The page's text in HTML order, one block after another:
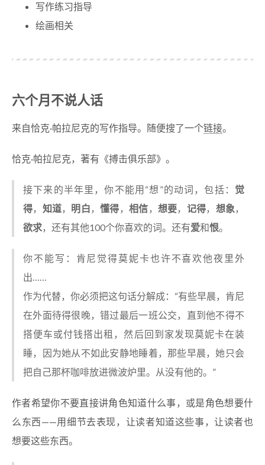
写作练习指导
绘画相关
六个月不说人话
来自恰克·帕拉尼克的写作指导。随便搜了一个链接。
恰克·帕拉尼克，著有《搏击俱乐部》。
接下来的半年里，你不能用“想”的动词，包括： 觉
得， 知道， 明白 ，懂得 ，相信 ， 想要， 记得， 想象 ，
欲求，还有其他100个你喜欢的词。还有爱和恨。
你不能写：肯尼觉得莫妮卡也许不喜欢他夜里外
出……
作为代替，你必须把这句话分解成：“有些早晨，肯尼
在外面待得很晚，错过最后一班公交，直到他不得不
搭便车或付钱搭出租，然后回到家发现莫妮卡在装
睡，因为她从不如此安静地睡着，那些早晨，她只会
把自己那杯咖啡放进微波炉里。从没有他的。”
作者希望你不要直接讲角色知道什么事，或是角色想要什
么东西——用细节去表现，让读者知道这些事，让读者也
想要这些东西。